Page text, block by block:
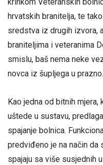
hrvatskih branitelja, te
sredstva iz drugih izvora,
braniteljima i veteranima
smislu, baš nema neke
novca iz šupljega u prazno.
Kao jedna od bitnih
uštede u sustavu,
spajanje bolnica.
predviđeno je na način
spajaju sa više susjednih